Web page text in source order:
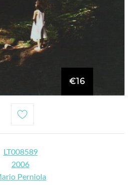
€16
LT008589
2006
Perniola